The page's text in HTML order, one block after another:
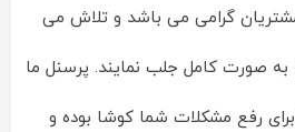
گرامی می باشد و تلاش می
به صورت کامل جلب نمایند. پرسنل ما
برای رفع مشکلات شما کوشا بوده و